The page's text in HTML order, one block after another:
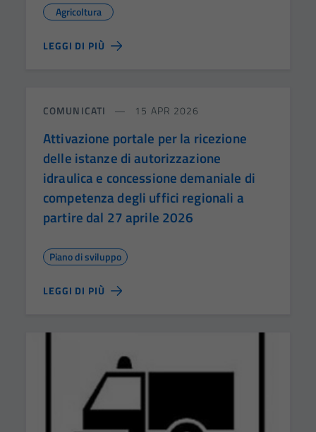
Agricoltura
LEGGI DI PIÙ
COMUNICATI 15 APR 2026
Attivazione portale per la ricezione
delle istanze di autorizzazione
idraulica e concessione demaniale di
competenza degli uffici regionali a
partire dal 27 aprile 2026
Piano di sviluppo
LEGGI DI PIÙ